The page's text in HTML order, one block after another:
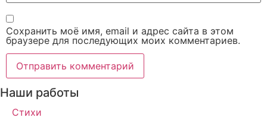
Сохранить моё имя, email и адрес сайта в этом
браузере для последующих моих комментариев.
Наши работы
Стихи